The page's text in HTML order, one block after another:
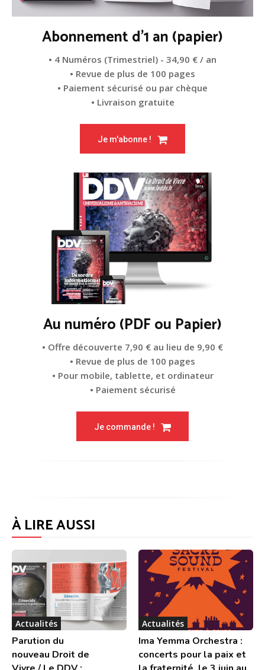
Abonnement d'1 an (papier)
• 4 Numéros (Trimestriel) - 34,90 € / an
• Revue de plus de 100 pages
• Paiement sécurisé ou par chèque
• Livraison gratuite
Je m'abonne !
Au numéro (PDF ou Papier)
• Offre découverte 7,90 € au lieu de 9,90 €
• Revue de plus de 100 pages
• Pour mobile, tablette, et ordinateur
• Paiement sécurisé
Je commande !
À LIRE AUSSI
Actualités
Parution du
nouveau Droit de
Actualités
Ima Yemma Orchestra :
concerts pour la paix et